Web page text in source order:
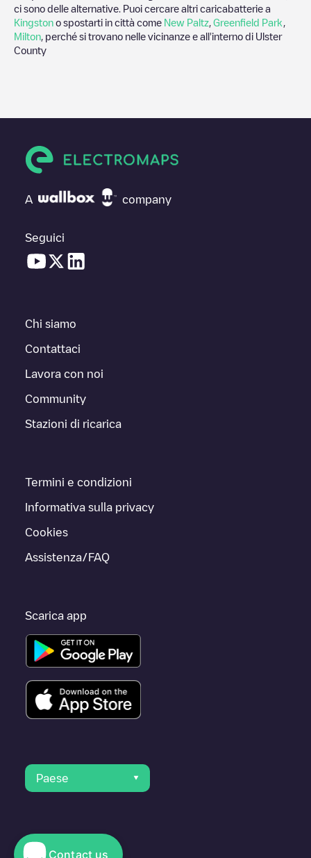
ci sono delle alternative. Puoi cercare altri caricabatterie a
Kingston o spostarti in città come New Paltz Greenfield Park
Milton , perché si trovano nelle vicinanze e all'interno di Ulster
County
A company
Seguici
Chi siamo
Contattaci
Lavora con noi
Community
Stazioni di ricarica
Termini e condizioni
Informativa sulla privacy
Cookies
Assistenza/FAQ
Scarica app
Paese
© 2023 Electromaps
Contact us